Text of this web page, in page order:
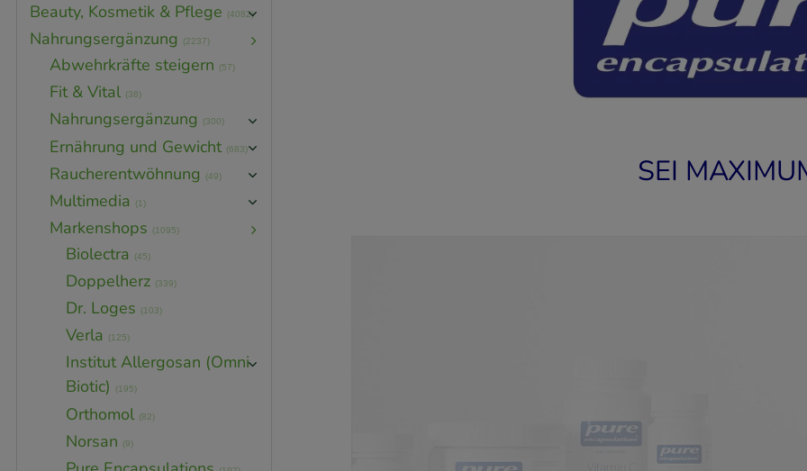
SEI MAXIMUM
Beauty, Kosmetik & Pflege (4082)
Nahrungsergänzung (2237)
Abwehrkräfte steigern (57)
Fit & Vital (38)
Nahrungsergänzung (300)
Ernährung und Gewicht (683)
Raucherentwöhnung (49)
Multimedia (1)
Markenshops (1095)
Biolectra (45)
Doppelherz (339)
Dr. Loges (103)
Verla (125)
Institut Allergosan (Omni
Biotic)
(195)
Orthomol (82)
Norsan (9)